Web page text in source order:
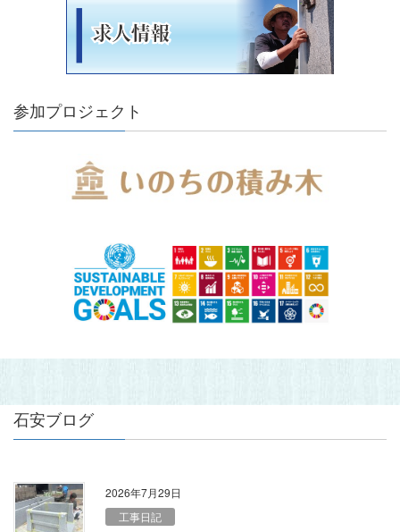
参加プロジェクト
石安ブログ
2026年7月29日
工事日記